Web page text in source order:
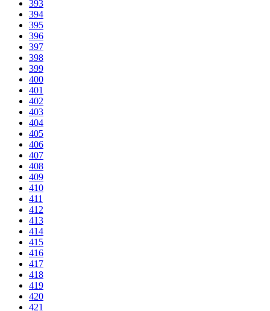
393
394
395
396
397
398
399
400
401
402
403
404
405
406
407
408
409
410
411
412
413
414
415
416
417
418
419
420
421